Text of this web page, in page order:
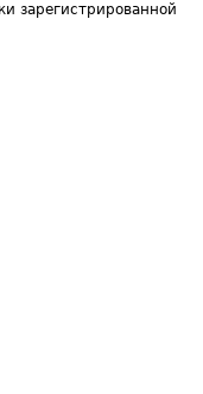
зарегистрированной